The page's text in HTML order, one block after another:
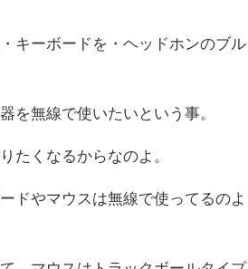
キーボードを・ヘッドホンのブル
を無線で使いたいという事。
たくなるからなのよ。
ドやマウスは無線で使ってるのよ